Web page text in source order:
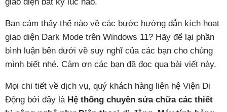
Bạn cảm thấy thế nào về các bước hướng dẫn kích hoạt
giao diện Dark Mode trên Windows 11? Hãy để lại phần
bình luận bên dưới về suy nghĩ của các bạn cho chúng
mình biết nhé. Cảm ơn các bạn đã đọc qua bài viết này.
Mọi chi tiết về dịch vụ, quý khách hàng liên hệ Viện Di
Động bởi đây là Hệ thống chuyên sửa chữa các thiết